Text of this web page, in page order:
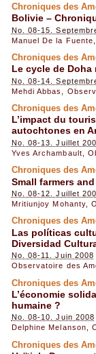
Chroniques des
Bolivie –
No. 08-15.
Manuel De la Fuente
Chroniques des
Le cycle de Doha
No. 08-14.
Mehdi Abbas
Chroniques des
L’impact du
autochtones en
No. 08-13. Juillet
Yves Archambault
Chroniques des
Small farmers
No. 08-12. Juillet
Mritiunjoy Mohanty,
Chroniques des
Las políticas
Diversidad
No. 08-11. Juin 2008
Observatoire des
Chroniques des
L’économie
humaine ?
No. 08-10. Juin 2008
Delphine Melanson
Chroniques des